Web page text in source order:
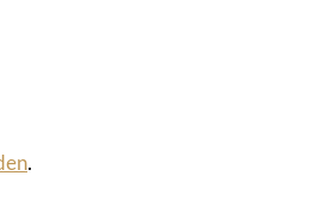
.